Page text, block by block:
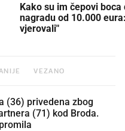
Kako su im čepovi boca
nagradu od 10.000
vjerovali"
VEZANO
(36) privedena zbog
(71) kod Broda.